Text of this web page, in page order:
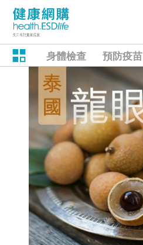
身體檢查 預防疫苗